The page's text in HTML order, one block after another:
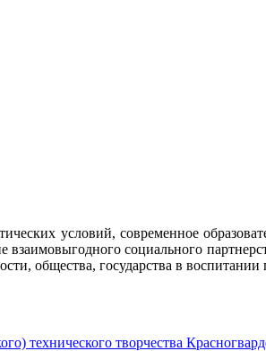
условий, современное
взаимовыгодного социального
общества, государства в
технического творчества